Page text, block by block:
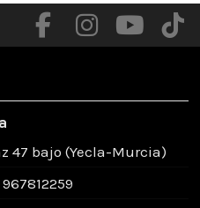
47 bajo (Yecla-Murcia)